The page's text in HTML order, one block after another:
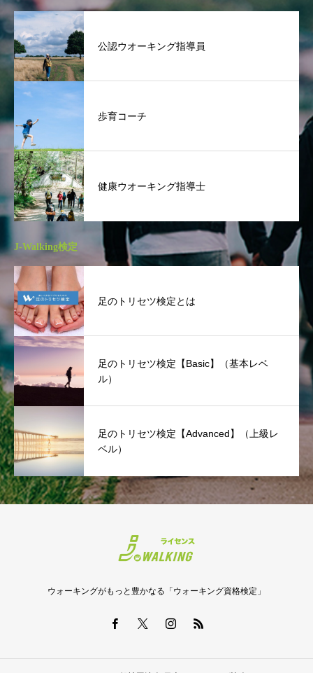
公認ウオーキング指導員
歩育コーチ
健康ウオーキング指導士
J-Walking検定
足のトリセツ検定とは
足のトリセツ検定【Basic】（基本レベ
ル）
足のトリセツ検定【Advanced】（上級レ
ベル）
ウォーキングがもっと豊かなる「ウォーキング資格検定」